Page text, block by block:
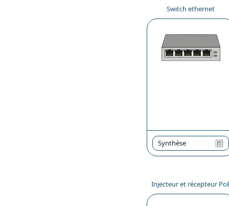
Switch ethernet
Synthèse
Injecteur et récepteur